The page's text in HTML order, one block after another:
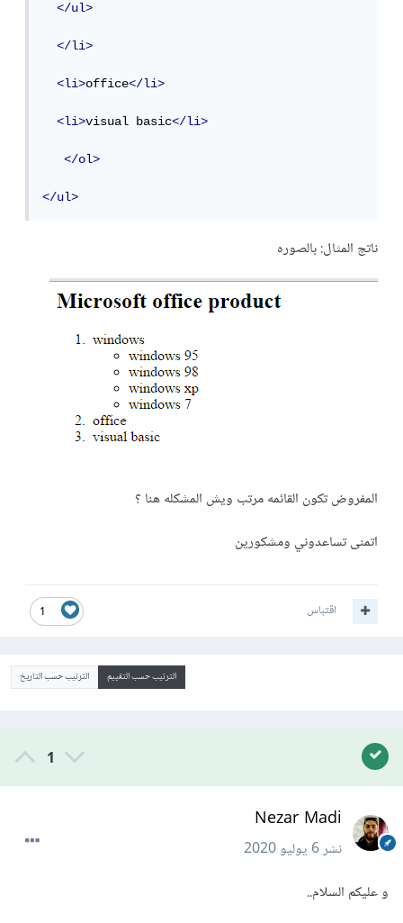
</ul>
</li>
<li>office</li>
<li>visual basic</li>
</ol>
</ul>
ناتج المثال: بالصوره
المفروض تكون القائمه مرتب ويش المشكله هنا ؟
اتمنى تساعدوني ومشكورين
1 اقتباس
الترتيب حسب التقييم الترتيب حسب التاريخ
1
Nezar Madi
نشر6 يوليو 2020
و عليكم السلام..